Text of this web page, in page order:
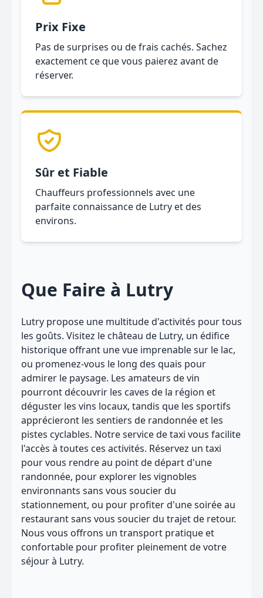
Prix Fixe
Pas de surprises ou de frais cachés. Sachez
exactement ce que vous paierez avant de
réserver.
Sûr et Fiable
Chauffeurs professionnels avec une
parfaite connaissance de Lutry et des
environs.
Que Faire à Lutry
Lutry propose une multitude d'activités pour tous
les goûts. Visitez le château de Lutry, un édifice
historique offrant une vue imprenable sur le lac,
ou promenez-vous le long des quais pour
admirer le paysage. Les amateurs de vin
pourront découvrir les caves de la région et
déguster les vins locaux, tandis que les sportifs
apprécieront les sentiers de randonnée et les
pistes cyclables. Notre service de taxi vous facilite
l'accès à toutes ces activités. Réservez un taxi
pour vous rendre au point de départ d'une
randonnée, pour explorer les vignobles
environnants sans vous soucier du
stationnement, ou pour profiter d'une soirée au
restaurant sans vous soucier du trajet de retour.
Nous vous offrons un transport pratique et
confortable pour profiter pleinement de votre
séjour à Lutry.